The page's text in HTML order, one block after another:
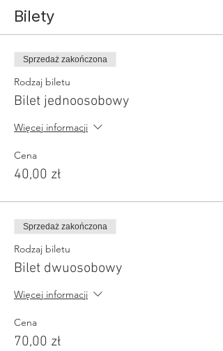
Bilety
Sprzedaż zakończona
Rodzaj biletu
Bilet jednoosobowy
Więcej informacji
Cena
40,00 zł
Sprzedaż zakończona
Rodzaj biletu
Bilet dwuosobowy
Więcej informacji
Cena
70,00 zł